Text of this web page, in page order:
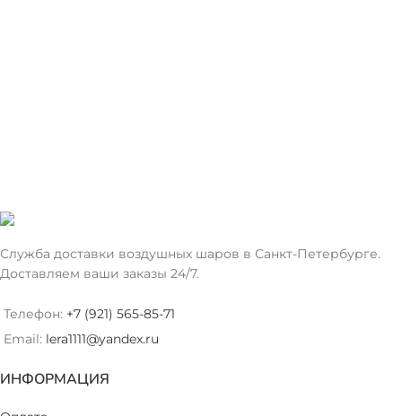
Служба доставки воздушных шаров в Санкт-Петербурге.
Доставляем ваши заказы 24/7.
Телефон: +7 (921) 565-85-71
Email: lera1111@yandex.ru
ИНФОРМАЦИЯ